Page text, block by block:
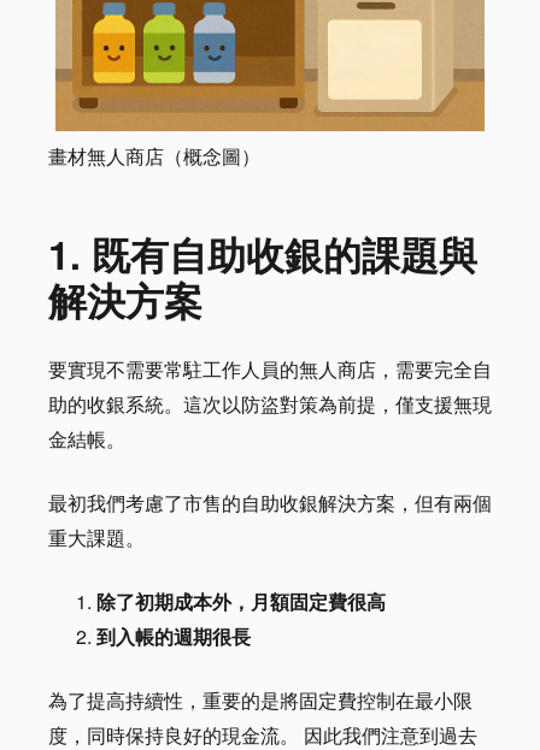
畫材無人商店（概念圖）
1. 既有自助收銀的課題與
解決方案
要實現不需要常駐工作人員的無人商店，需要完全自
助的收銀系統。這次以防盜對策為前提，僅支援無現
金結帳。
最初我們考慮了市售的自助收銀解決方案，但有兩個
重大課題。
除了初期成本外，月額固定費很高
到入帳的週期很長
為了提高持續性，重要的是將固定費控制在最小限
度，同時保持良好的現金流。 因此我們注意到過去